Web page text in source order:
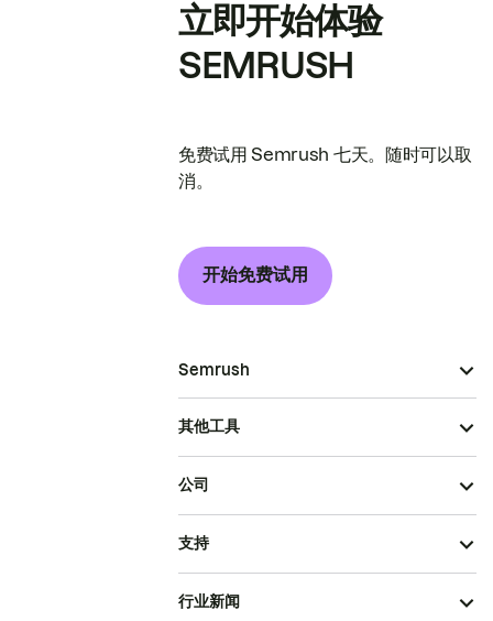
立即开始体验
SEMRUSH
免费试用 Semrush 七天。随时可以取
消。
开始免费试用
Semrush
其他工具
公司
支持
行业新闻